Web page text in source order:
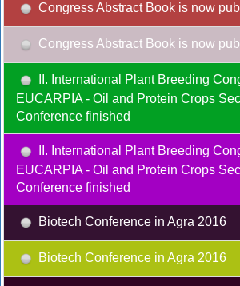
Congress Abstract Book is now
Congress Abstract Book is now
II. International Plant Breeding
EUCARPIA - Oil and Protein Crops
Conference finished
II. International Plant Breeding
EUCARPIA - Oil and Protein Crops
Conference finished
Biotech Conference in Agra 2016
Biotech Conference in Agra 2016